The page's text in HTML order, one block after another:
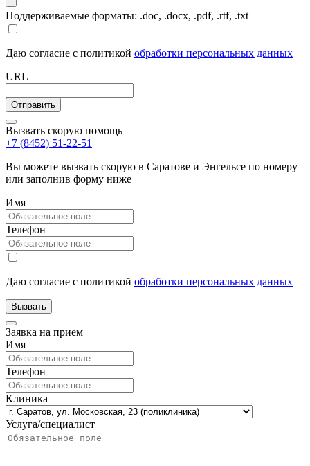
Поддерживаемые форматы: .doc, .docx, .pdf, .rtf, .txt
Даю согласие с политикой обработки персональных данных
URL
Вызвать скорую помощь
+7 (8452) 51-22-51
Вы можете вызвать скорую в Саратове и Энгельсе по номеру
или заполнив форму ниже
Имя
Телефон
Даю согласие с политикой обработки персональных данных
Заявка на прием
Имя
Телефон
Клиника
Услуга/специалист